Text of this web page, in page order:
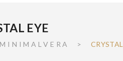
EYE
M I N I M A L V E R A >